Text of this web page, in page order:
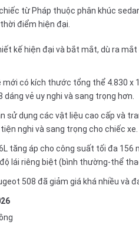
từ Pháp thuộc phân khúc
điểm hiện đại.
kế hiện đại và bắt mắt, dù ra
có kích thước tổng thể 4.830 x
vẻ uy nghi và sang trọng hơn.
sử dụng các vật liệu cao cấp và
nghi và sang trọng cho chiếc xe.
tăng áp cho công suất tối đa
lái riêng biệt (bình thường-thể
508 đã giảm giá khá nhiều và